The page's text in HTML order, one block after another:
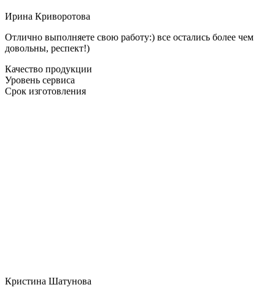
Ирина Криворотова
Отлично выполняете свою работу:) все остались более чем
довольны, респект!)
Качество продукции
Уровень сервиса
Срок изготовления
Кристина Шатунова